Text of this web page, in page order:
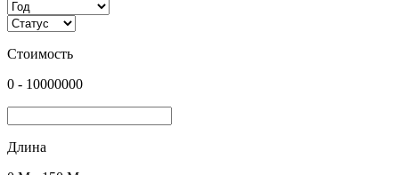
Стоимость
0 - 10000000
Длина